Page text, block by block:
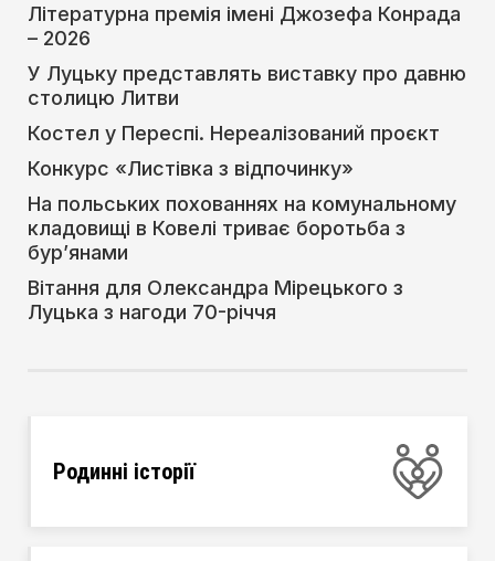
Літературна премія імені Джозефа Конрада
– 2026
У Луцьку представлять виставку про давню
столицю Литви
Костел у Переспі. Нереалізований проєкт
Конкурс «Листівка з відпочинку»
На польських похованнях на комунальному
кладовищі в Ковелі триває боротьба з
бур’янами
Вітання для Олександра Мірецького з
Луцька з нагоди 70-річчя
Родинні історії